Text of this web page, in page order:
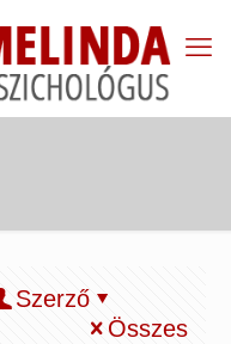
Szerző
Összes